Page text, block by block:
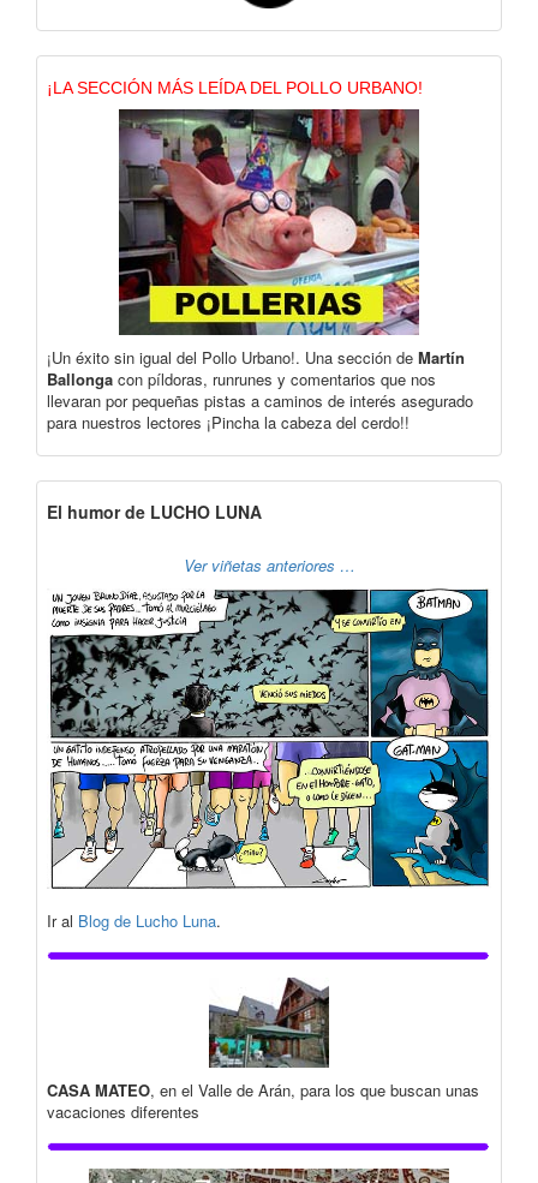
¡LA SECCIÓN MÁS LEÍDA DEL POLLO URBANO!
¡Un éxito sin igual del Pollo Urbano!. Una sección de Martín
Ballonga con píldoras, runrunes y comentarios que nos
llevaran por pequeñas pistas a caminos de interés asegurado
para nuestros lectores ¡Pincha la cabeza del cerdo!!
El humor de LUCHO LUNA
Ver viñetas anteriores …
Ir al Blog de Lucho Luna.
CASA MATEO, en el Valle de Arán, para los que buscan unas
vacaciones diferentes